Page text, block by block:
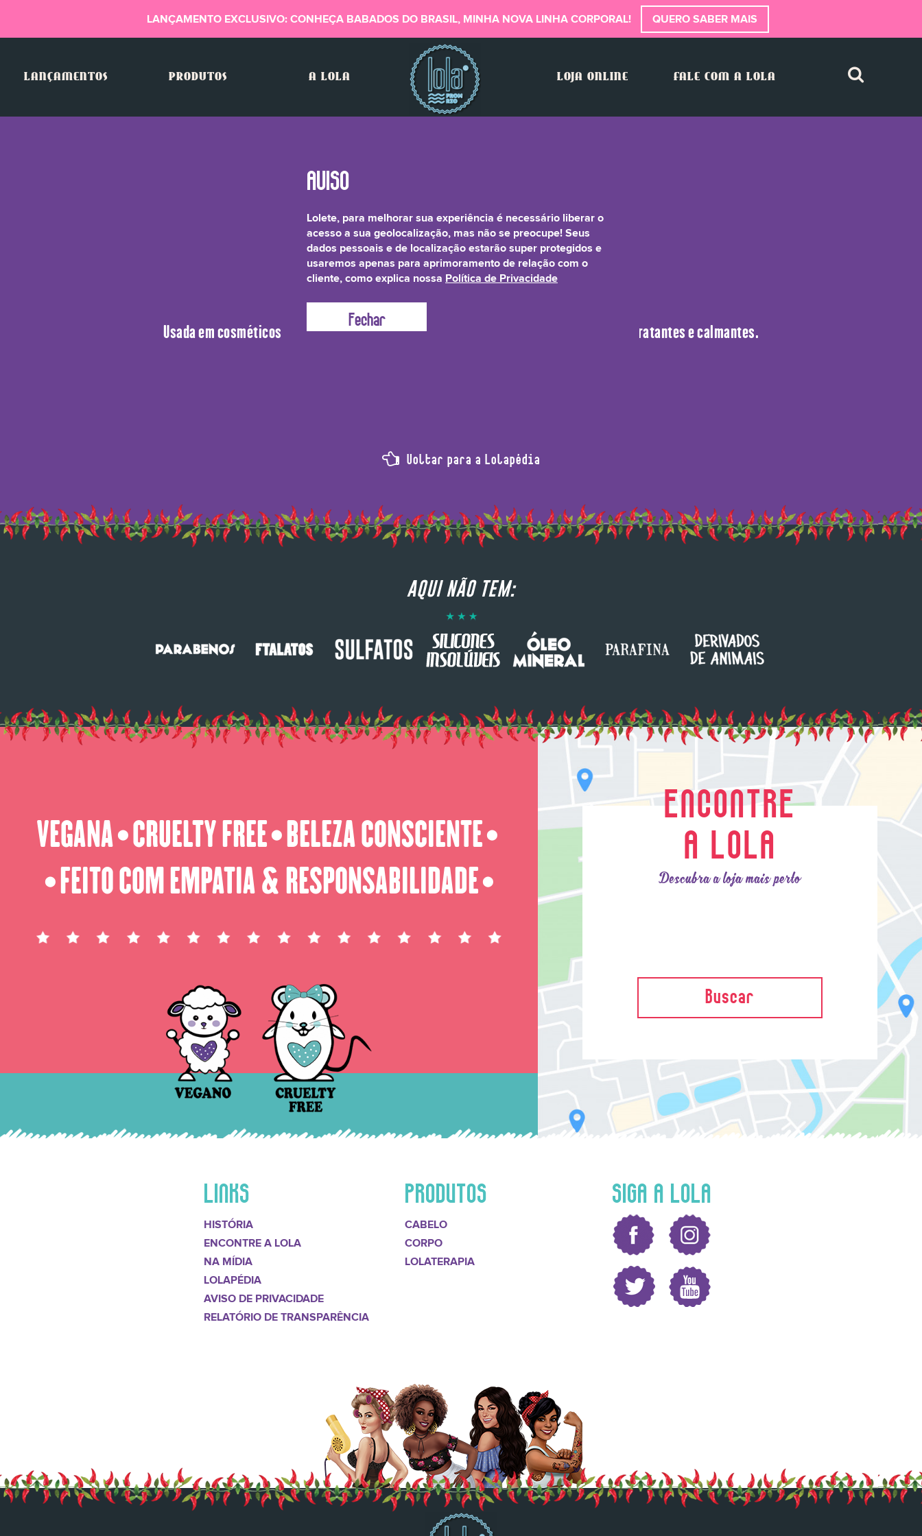
LANÇAMENTO EXCLUSIVO: CONHEÇA BABADOS DO BRASIL, MINHA NOVA LINHA CORPORAL! QUERO SABER MAIS
LANÇAMENTOS PRODUTOS A LOLA LOJA ONLINE FALE COM A LOLA
Algin
Usada em cosméticos e produtos de cuidados pessoais devido às suas propriedades hidratantes e calmantes.
Voltar para a Lolapédia
AQUI NÃO TEM:
VEGANA ⬤ CRUELTY FREE ⬤ BELEZA CONSCIENTE ⬤
⬤ FEITO COM EMPATIA & RESPONSABILIDADE ⬤
ENCONTRE
A LOLA
Descubra a loja mais perto
Buscar
LINKS
HISTÓRIA
ENCONTRE A LOLA
NA MÍDIA
LOLAPÉDIA
AVISO DE PRIVACIDADE
RELATÓRIO DE TRANSPARÊNCIA
PRODUTOS
CABELO
CORPO
LOLATERAPIA
SIGA A LOLA
Lolete, para melhorar sua experiência é necessário liberar o
acesso a sua geolocalização, mas não se preocupe! Seus
dados pessoais e de localização estarão super protegidos e
usaremos apenas para aprimoramento de relação com o
cliente, como explica nossa Política de Privacidade